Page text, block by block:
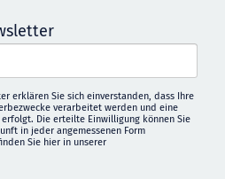
erklären Sie sich einverstanden, dass Ihre
verarbeitet werden und eine
Die erteilte Einwilligung können Sie
in jeder angemessenen Form
Sie hier in unserer